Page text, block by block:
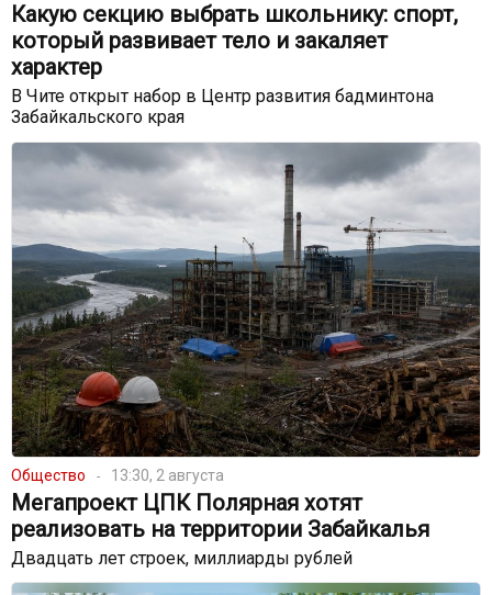
Какую секцию выбрать школьнику: спорт,
который развивает тело и закаляет
характер
В Чите открыт набор в Центр развития бадминтона
Забайкальского края
Общество 13:30, 2 августа
Мегапроект ЦПК Полярная хотят
реализовать на территории Забайкалья
Двадцать лет строек, миллиарды рублей